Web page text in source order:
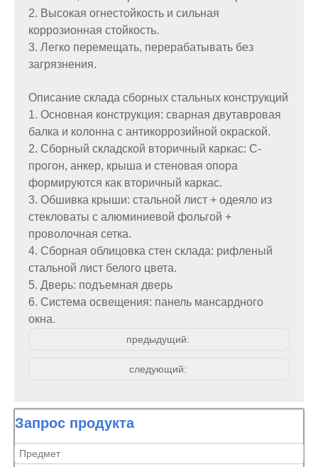
2. Высокая огнестойкость и сильная
коррозионная стойкость.
3. Легко перемещать, перерабатывать без
загрязнения.
Описание склада сборных стальных конструкций
1. Основная конструкция: сварная двутавровая
балка и колонна с антикоррозийной окраской.
2. Сборный складской вторичный каркас: C-
прогон, анкер, крыша и стеновая опора
формируются как вторичный каркас.
3. Обшивка крыши: стальной лист + одеяло из
стекловаты с алюминиевой фольгой +
проволочная сетка.
4. Сборная облицовка стен склада: рифленый
стальной лист белого цвета.
5. Дверь: подъемная дверь
6. Система освещения: панель мансардного
окна.
предыдущий:
следующий:
Запрос продукта